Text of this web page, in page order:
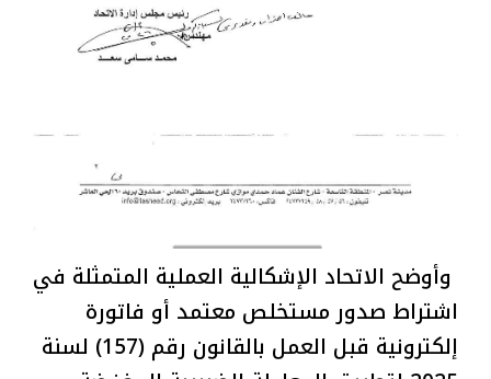
وأوضح الاتحاد الإشكالية العملية المتمثلة في
اشتراط صدور مستخلص معتمد أو فاتورة
إلكترونية قبل العمل بالقانون رقم (157) لسنة